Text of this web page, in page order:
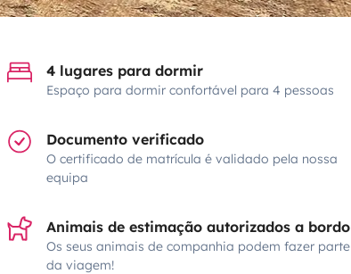
4 lugares para dormir
Espaço para dormir confortável para 4 pessoas
Documento verificado
O certificado de matrícula é validado pela nossa
equipa
Animais de estimação autorizados a bordo
Os seus animais de companhia podem fazer parte
da viagem!